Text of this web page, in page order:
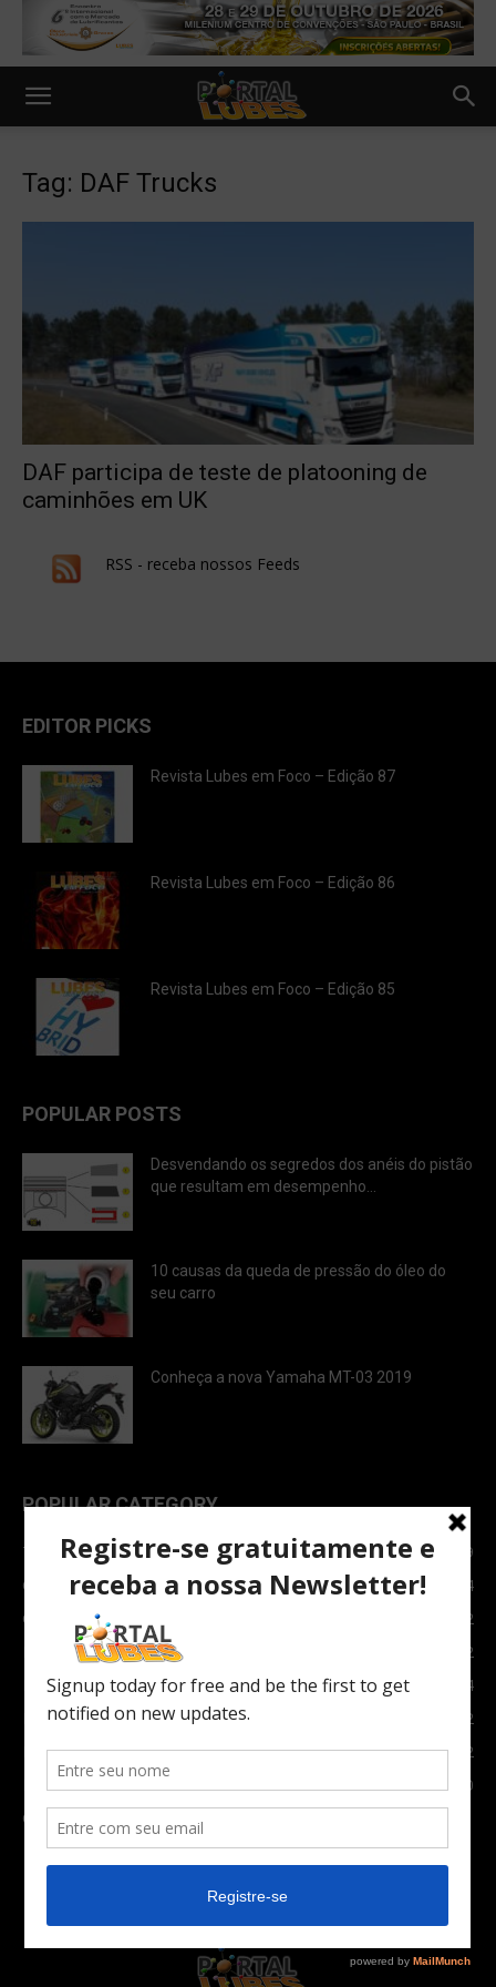
Tag: DAF Trucks
DAF participa de teste de platooning de
caminhões em UK
RSS - receba nossos Feeds
EDITOR PICKS
Revista Lubes em Foco – Edição 87
Revista Lubes em Foco – Edição 86
Revista Lubes em Foco – Edição 85
POPULAR POSTS
Desvendando os segredos dos anéis do pistão
que resultam em desempenho...
10 causas da queda de pressão do óleo do
seu carro
Conheça a nova Yamaha MT-03 2019
POPULAR CATEGORY
TOPNEWS
7089
Carro e Moto
3764
Carro
2082
Notícias
1852
Indústria
1024
Moto
972
Economia
672
Newsletter
630
Carros Verdes e Novas tecnologias automotivas